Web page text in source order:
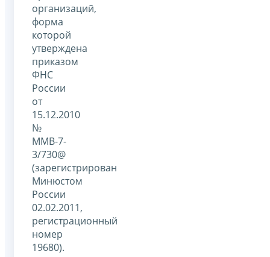
организаций,
форма
которой
утверждена
приказом
ФНС
России
от
15.12.2010
№
ММВ-7-
3/730@
(зарегистрирован
Минюстом
России
02.02.2011,
регистрационный
номер
19680).